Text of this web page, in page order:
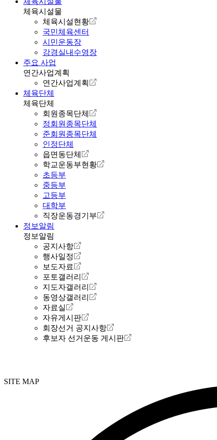
체육시설물
체육시설현황
국민체육센터
시민운동장
강경실내수영장
주요 사업
연간사업계획
연간사업계획
체육단체
체육단체
회원종목단체
정회원종목단체
준회원종목단체
인정단체
읍면동단체
학교운동부현황
초등부
중등부
고등부
대학부
직장운동경기부
정보알림
정보알림
공지사항
행사일정
보도자료
포토갤러리
지도자갤러리
동영상갤러리
자료실
자유게시판
회장선거 공지사항
후보자 선거운동 게시판
SITE MAP